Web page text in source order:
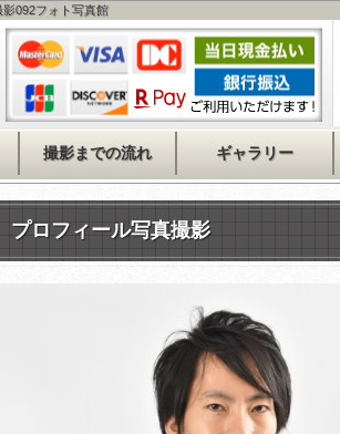
092フォト写真館
撮影までの流れ ギャラリー
プロフィール写真撮影